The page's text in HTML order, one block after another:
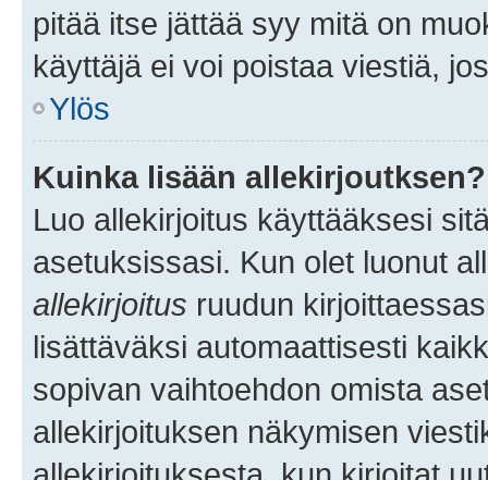
pitää itse jättää syy mitä on
käyttäjä ei voi poistaa viestiä,
Ylös
Kuinka lisään allekirjoutksen?
Luo allekirjoitus käyttääksesi
asetuksissasi. Kun olet luonut
allekirjoitus ruudun
lisättäväksi automaattisesti
sopivan vaihtoehdon omista
allekirjoituksen näkymisen